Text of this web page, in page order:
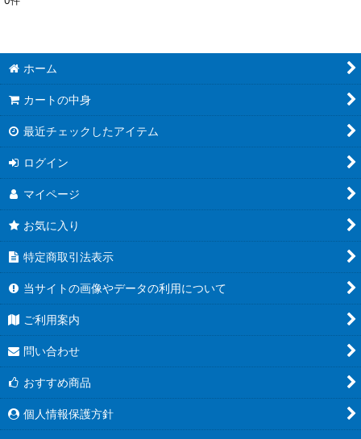
検索キーワードをお願い致します
表示数:
ホーム
カートの中身
最近チェックしたアイテム
ログイン
マイページ
お気に入り
特定商取引法表示
当サイトの画像やデータの利用について
ご利用案内
問い合わせ
おすすめ商品
個人情報保護方針